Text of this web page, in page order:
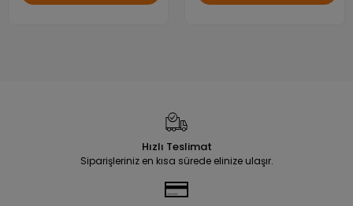
Hızlı Teslimat
Siparişleriniz en kısa sürede elinize ulaşır.